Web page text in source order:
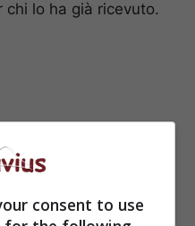
lo ha già ricevuto.
consent to use